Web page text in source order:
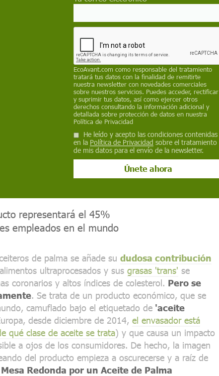
arriesgado invertir en un producto con los precios tan
también fundador de la revista
y grasas 'trans'
a merced del mercado: como es un cultivo que
y del surgimiento de otros que lo reemplacen,
advierte. Así, las empresas intentar sacar el máximo
tiempo posible. El aceite de palma es una suerte
exprimir antes de que pierda su valor. "A largo
o Malasia tendrán que defender su dominio
que comiencen a cultivarlo. Y eso, con el
a la baja en los precios", añade Butler. Las
negocio no sólo vienen dadas por su rápida
o el temor a la regulación de precios.
representará el 45%
empleados en el mundo
de palma se añade su dudosa contribución
ultraprocesados y sus grasas 'trans' se
coronarios y altos índices de colesterol. Pero se
. Se trata de un producto económico, que se
camuflado bajo el etiquetado de 'aceite
desde diciembre de 2014, el envasador está
qué clase de aceite se trata) y que causa un impacto
a ojos de los consumidores. De hecho, la imagen
del producto empieza a oscurecerse y a raíz de
Mesa Redonda por un Aceite de Palma
EcoAvant.com como responsable del tratamiento
tratará tus datos con la finalidad de remitirte
nuestra newsletter con novedades comerciales
sobre nuestros servicios. Puedes acceder, rectificar
y suprimir tus datos, así como ejercer otros
derechos consultando la información adicional y
detallada sobre protección de datos en nuestra
Política de Privacidad
He leído y acepto las condiciones contenidas
en la Política de Privacidad sobre el tratamiento
de mis datos para el envío de la newsletter.